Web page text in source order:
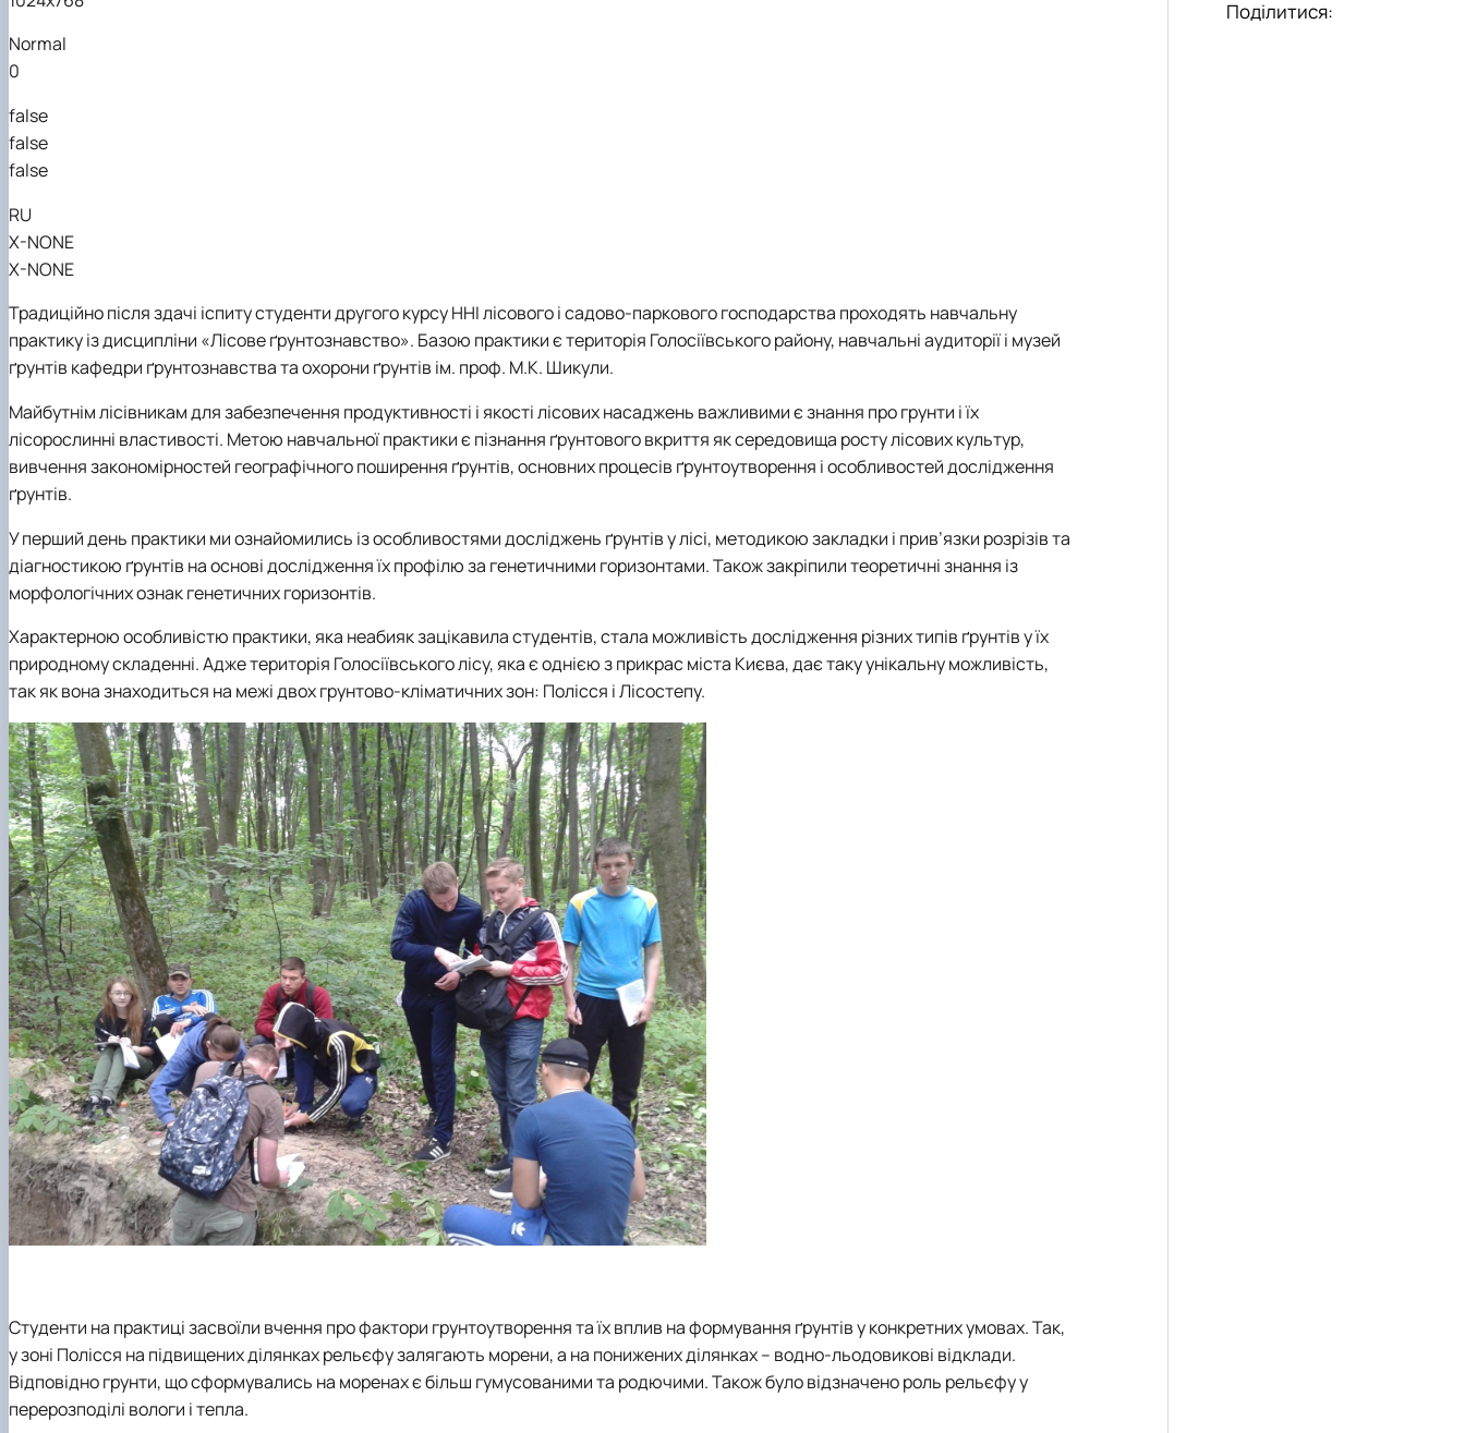
Normal
0
false
false
false
RU
X-NONE
X-NONE
Традиційно після здачі іспиту студенти другого курсуННІлісового і садово-паркового господарства проходять навчальну
практику із дисципліни «Лісове ґрунтознавство». Базою практики є територія Голосіївського району, навчальні аудиторії і музей
ґрунтів кафедри ґрунтознавства та охорони ґрунтів ім. проф. М.К. Шикули.
Майбутнім лісівникам для забезпечення продуктивності і якості лісових насаджень важливими є знання про грунти і їх
лісорослинні властивості. Метою навчальної практики єпізнання ґрунтового вкриття як середовища росту лісових культур,
вивчення закономірностей географічного поширення ґрунтів,основних процесів ґрунтоутворення іособливостей дослідження
ґрунтів.
У перший день практики ми ознайомились із особливостями досліджень ґрунтів у лісі, методикою закладки і прив’язки розрізів та
діагностикою ґрунтів на основі дослідження їх профілю за генетичними горизонтами. Також закріпили теоретичні знання із
морфологічних ознак генетичних горизонтів.
Характерною особливістю практики, яка неабияк зацікавила студентів, стала можливість дослідження різних типів ґрунтів у їх
природному складенні. Адже територія Голосіївського лісу, якає однією з прикрас міста Києва, дає таку унікальну можливість,
так як вона знаходиться на межі двох грунтово-кліматичних зон: Полісся і Лісостепу.
Студенти на практиці засвоїли вчення про фактори грунтоутворення та їх вплив на формування ґрунтів у конкретних умовах. Так,
у зоні Полісся на підвищених ділянках рельєфу залягають морени, а на понижених ділянках – водно-льодовикові відклади.
Відповідно грунти, що сформувались на моренах є більш гумусованими та родючими. Також було відзначено роль рельєфу у
перерозподілі вологи і тепла.
Поділитися: